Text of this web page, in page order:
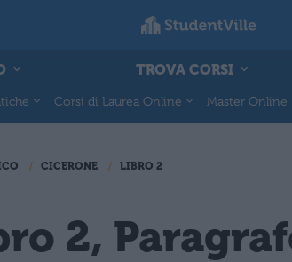
TROVA CORSI
Corsi di Laurea Online Master Online
CICERONE LIBRO 2
2,